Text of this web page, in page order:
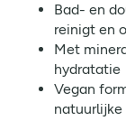
Bad- en
reinigt en
Met
hydratatie
Vegan
natuurlijke